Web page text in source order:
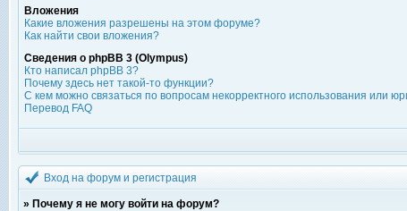
Вложения
Какие вложения разрешены на этом форуме?
Как найти свои вложения?
Сведения о phpBB 3 (Olympus)
Кто написал phpBB 3?
Почему здесь нет такой-то функции?
С кем можно связаться по вопросам некорректного использования или
Перевод FAQ
Вход на форум и регистрация
» Почему я не могу войти на форум?